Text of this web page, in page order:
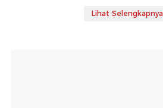
Lihat Selengkapnya